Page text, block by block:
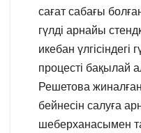
сағат сабағы
гүлді арнайы
икебан
процесті бақылай
Решетова
бейнесін салуға
шеберханасымен